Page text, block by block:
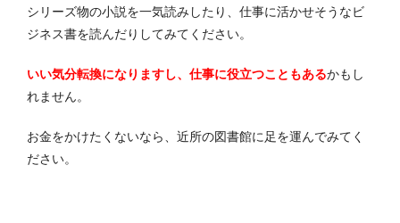
シリーズ物の小説を一気読みしたり、仕事に活かせそうなビ
ジネス書を読んだりしてみてください。
いい気分転換になりますし、仕事に役立つこともあるかもし
れません。
お金をかけたくないなら、近所の図書館に足を運んでみてく
ださい。